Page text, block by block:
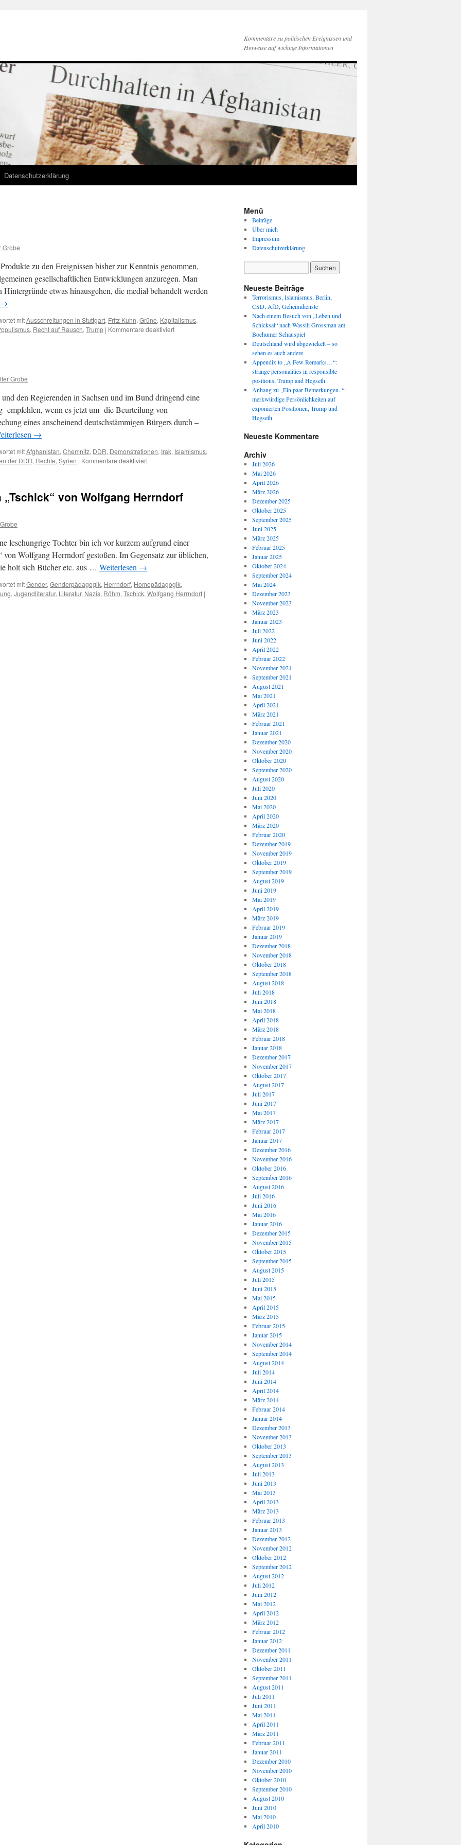
Kommentare zu politischen Ereignissen und
Hinweise auf wichtige Informationen
Datenschutzerklärung
Grobe
zu den Ereignissen bisher zur Kenntnis genommen,
gesellschaftlichen Entwicklungen anzuregen. Man
etwas hinausgehen, die medial behandelt werden
→
mitAusschreitungen in Stuttgart, Fritz Kuhn, Grüne, Kapitalismus,
, Recht auf Rausch, Trump | Kommentare deaktiviertfür
Grobe
den Regierenden in Sachsen und im Bund dringend eine
empfehlen, wenn es jetzt um die Beurteilung von
eines anscheinend deutschstämmigen Bürgers durch –
→
mitAfghanistan, Chemnitz, DDR, Demonstrationen, Irak, Islamismus,
der DDR, Rechte, Syrien | Kommentare deaktiviertfür
von Wolfgang Herrndorf
lesehungrige Tochter bin ich vor kurzem aufgrund einer
Wolfgang Herrndorf gestoßen. Im Gegensatz zur üblichen,
holt sich Bücher etc. aus … Weiterlesen →
mitGender, Genderpädagogik, Herrndorf, Homopädagogik,
, Jugendliteratur, Literatur, Nazis, Röhm, Tschick, Wolfgang Herrndorf |
Menü
Beiträge
Über mich
Impressum
Datenschutzerklärung
Neueste Beiträge
Terrorismus, Islamismus, Berlin,
CSD, AfD, Geheimdienste
Nach einem Besuch von „Leben und
Schicksal“ nach Wassili Grossman am
Bochumer Schauspiel
Deutschland wird abgewickelt – so
sehen es auch andere
Appendix to „A Few Remarks…“:
strange personalities in responsible
positions, Trump and Hegseth
Anhang zu „Ein paar Bemerkungen..“:
merkwürdige Persönlichkeiten auf
exponierten Positionen, Trump und
Hegseth
Neueste Kommentare
Archiv
Juli 2026
Mai 2026
April 2026
März 2026
Dezember 2025
Oktober 2025
September 2025
Juni 2025
März 2025
Februar 2025
Januar 2025
Oktober 2024
September 2024
Mai 2024
Dezember 2023
November 2023
März 2023
Januar 2023
Juli 2022
Juni 2022
April 2022
Februar 2022
November 2021
September 2021
August 2021
Mai 2021
April 2021
März 2021
Februar 2021
Januar 2021
Dezember 2020
November 2020
Oktober 2020
September 2020
August 2020
Juli 2020
Juni 2020
Mai 2020
April 2020
März 2020
Februar 2020
Dezember 2019
November 2019
Oktober 2019
September 2019
August 2019
Juni 2019
Mai 2019
April 2019
März 2019
Februar 2019
Januar 2019
Dezember 2018
November 2018
Oktober 2018
September 2018
August 2018
Juli 2018
Juni 2018
Mai 2018
April 2018
März 2018
Februar 2018
Januar 2018
Dezember 2017
November 2017
Oktober 2017
August 2017
Juli 2017
Juni 2017
Mai 2017
März 2017
Februar 2017
Januar 2017
Dezember 2016
November 2016
Oktober 2016
September 2016
August 2016
Juli 2016
Juni 2016
Mai 2016
Januar 2016
Dezember 2015
November 2015
Oktober 2015
September 2015
August 2015
Juli 2015
Juni 2015
Mai 2015
April 2015
März 2015
Februar 2015
Januar 2015
November 2014
September 2014
August 2014
Juli 2014
Juni 2014
April 2014
März 2014
Februar 2014
Januar 2014
Dezember 2013
November 2013
Oktober 2013
September 2013
August 2013
Juli 2013
Juni 2013
Mai 2013
April 2013
März 2013
Februar 2013
Januar 2013
Dezember 2012
November 2012
Oktober 2012
September 2012
August 2012
Juli 2012
Juni 2012
Mai 2012
April 2012
März 2012
Februar 2012
Januar 2012
Dezember 2011
November 2011
Oktober 2011
September 2011
August 2011
Juli 2011
Juni 2011
Mai 2011
April 2011
März 2011
Februar 2011
Januar 2011
Dezember 2010
November 2010
Oktober 2010
September 2010
August 2010
Juni 2010
Mai 2010
April 2010